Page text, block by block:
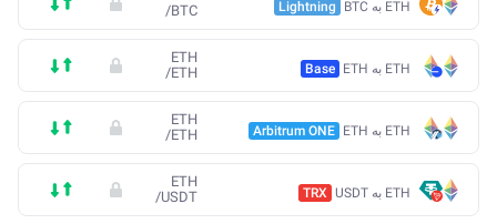
ETH به BTC Lightning
/BTC
ETH به ETH Base
ETH
/ETH
ETH به ETH Arbitrum ONE
ETH
/ETH
ETH به USDT TRX
ETH
/USDT